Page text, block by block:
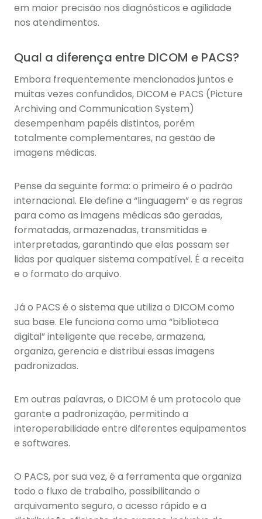
em maior precisão nos diagnósticos e agilidade
nos atendimentos.
Qual a diferença entre DICOM e PACS?
Embora frequentemente mencionados juntos e
muitas vezes confundidos, DICOM e PACS (Picture
Archiving and Communication System)
desempenham papéis distintos, porém
totalmente complementares, na gestão de
imagens médicas.
Pense da seguinte forma: o primeiro é o padrão
internacional. Ele define a “linguagem” e as regras
para como as imagens médicas são geradas,
formatadas, armazenadas, transmitidas e
interpretadas, garantindo que elas possam ser
lidas por qualquer sistema compatível. É a receita
e o formato do arquivo.
Já o PACS é o sistema que utiliza o DICOM como
sua base. Ele funciona como uma “biblioteca
digital” inteligente que recebe, armazena,
organiza, gerencia e distribui essas imagens
padronizadas.
Em outras palavras, o DICOM é um protocolo que
garante a padronização, permitindo a
interoperabilidade entre diferentes equipamentos
e softwares.
O PACS, por sua vez, é a ferramenta que organiza
todo o fluxo de trabalho, possibilitando o
arquivamento seguro, o acesso rápido e a